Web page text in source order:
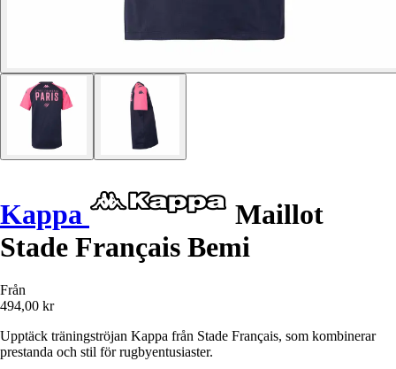
Kappa
Maillot
Stade Français Bemi
Från
494,00 kr
Upptäck träningströjan Kappa från Stade Français, som kombinerar
prestanda och stil för rugbyentusiaster.